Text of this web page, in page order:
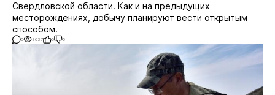
Свердловской области. Как и на предыдущих
месторождениях, добычу планируют вести открытым
способом.
0 3637 0 0